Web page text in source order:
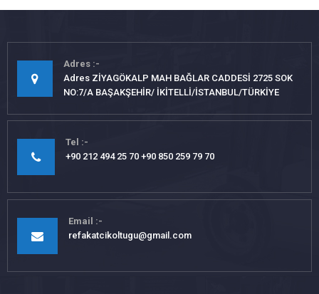
Adres
Adres ZİYAGÖKALP MAH BAĞLAR CADDESİ 2725 SOK
NO:7/A BAŞAKŞEHİR/ İKİTELLİ/İSTANBUL/TÜRKİYE
Tel
+90 212 494 25 70 +90 850 259 79 70
Email
refakatcikoltugu@gmail.com